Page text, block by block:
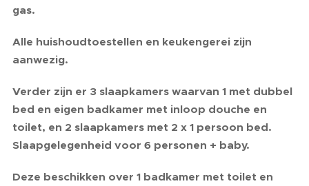
gas.
Alle huishoudtoestellen en keukengerei zijn
aanwezig.
Verder zijn er 3 slaapkamers waarvan 1 met dubbel
bed en eigen badkamer met inloop douche en
toilet, en 2 slaapkamers met 2 x 1 persoon bed.
Slaapgelegenheid voor 6 personen + baby.
Deze beschikken over 1 badkamer met toilet en